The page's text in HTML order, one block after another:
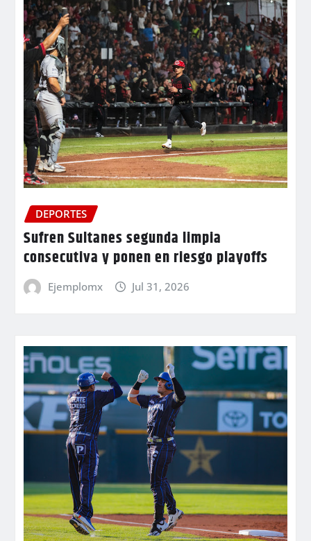
DEPORTES
Sufren Sultanes segunda limpia
consecutiva y ponen en riesgo playoffs
Ejemplomx Jul 31, 2026